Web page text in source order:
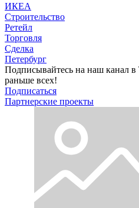
ИКЕА
Строительство
Ретейл
Торговля
Сделка
Петербург
Подписывайтесь на наш канал в
раньше всех!
Подписаться
Партнерские проекты